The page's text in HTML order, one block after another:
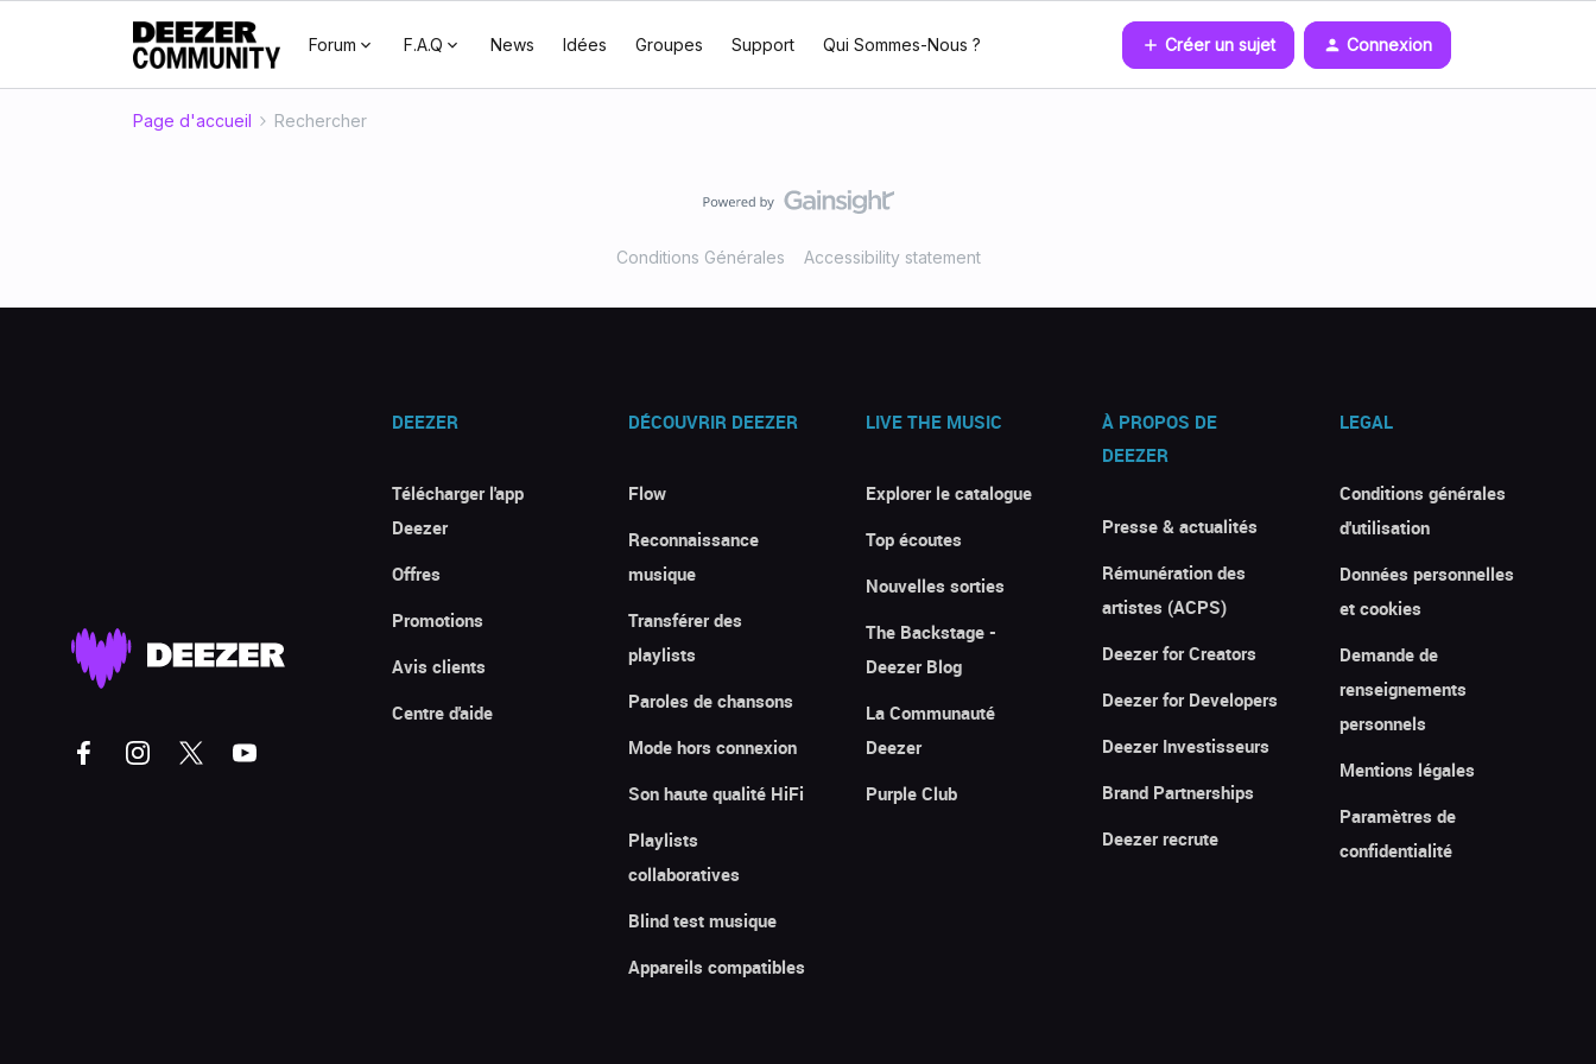
Forum F.A.Q News Idées Groupes Support Qui Sommes-Nous ? Créer un sujet Connexion
Page d'accueil Rechercher
Conditions Générales Accessibility statement
DEEZER
Télécharger l'app
Deezer
Offres
Promotions
Avis clients
Centre d'aide
DÉCOUVRIR DEEZER
Flow
Reconnaissance
musique
Transférer des
playlists
Paroles de chansons
Mode hors connexion
Son haute qualité HiFi
Playlists
collaboratives
Blind test musique
Appareils compatibles
LIVE THE MUSIC
Explorer le catalogue
Top écoutes
Nouvelles sorties
The Backstage -
Deezer Blog
La Communauté
Deezer
Purple Club
À PROPOS DE
DEEZER
Presse & actualités
Rémunération des
artistes (ACPS)
Deezer for Creators
Deezer for Developers
Deezer Investisseurs
Brand Partnerships
Deezer recrute
LEGAL
Conditions générales
d'utilisation
Données personnelles
et cookies
Demande de
renseignements
personnels
Mentions légales
Paramètres de
confidentialité